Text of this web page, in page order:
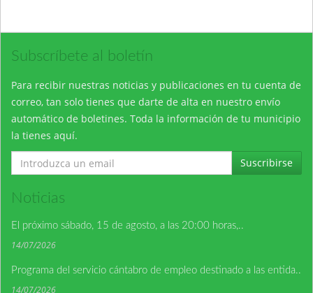
Subscríbete al boletín
Para recibir nuestras noticias y publicaciones en tu cuenta de
correo, tan solo tienes que darte de alta en nuestro envío
automático de boletines. Toda la información de tu municipio
la tienes aquí.
Suscribirse
Noticias
El próximo sábado, 15 de agosto, a las 20:00 horas,..
14/07/2026
Programa del servicio cántabro de empleo destinado a las entida..
14/07/2026